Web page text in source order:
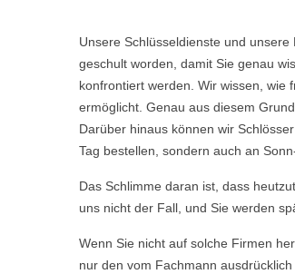
Unsere Schlüsseldienste und
geschult worden, damit Sie genau
konfrontiert werden. Wir wissen, wie
ermöglicht. Genau aus diesem
Darüber hinaus können wir
Tag bestellen, sondern auch an
Das Schlimme daran ist, dass
uns nicht der Fall, und Sie werden
Wenn Sie nicht auf solche Firmen
nur den vom Fachmann